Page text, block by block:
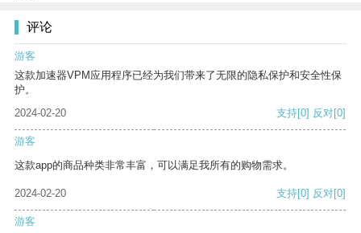
评论
游客
这款加速器VPM应用程序已经为我们带来了无限的隐私保护和安全性保
护。
2024-02-20
支持[0] 反对[0]
游客
这款app的商品种类非常丰富，可以满足我所有的购物需求。
2024-02-20 支持[0] 反对[0]
游客